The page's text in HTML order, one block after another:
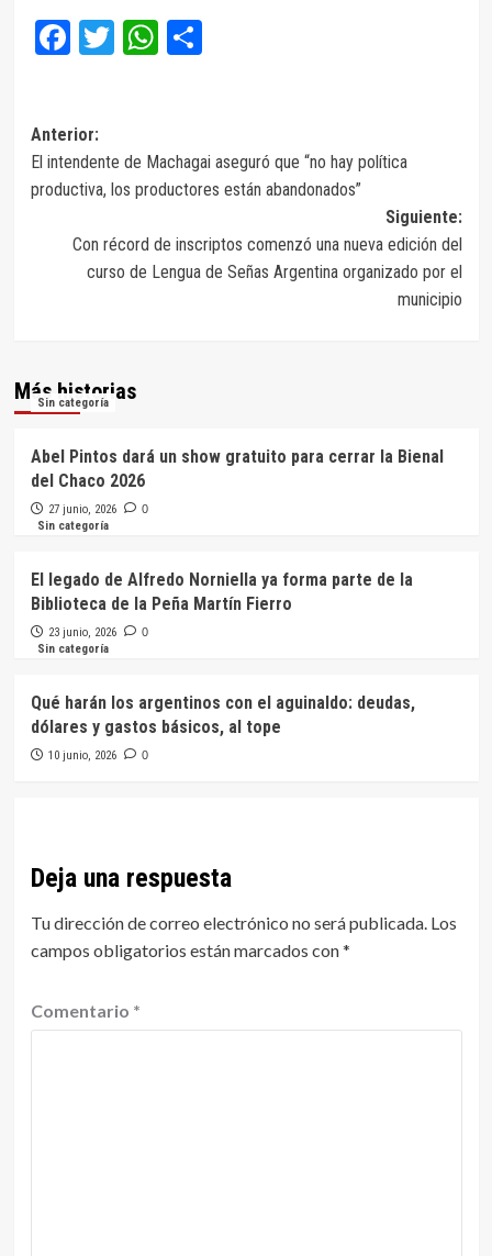
Facebook
Twitter
WhatsApp
Compartir
Navegación
de
entradas
Anterior:
El intendente de Machagai aseguró que “no hay política
productiva, los productores están abandonados”
Siguiente:
Con récord de inscriptos comenzó una nueva edición del
curso de Lengua de Señas Argentina organizado por el
municipio
Más historias
Sin categoría
Abel Pintos dará un show gratuito para cerrar la Bienal
del Chaco 2026
27 junio, 2026 0
Sin categoría
El legado de Alfredo Norniella ya forma parte de la
Biblioteca de la Peña Martín Fierro
23 junio, 2026 0
Sin categoría
Qué harán los argentinos con el aguinaldo: deudas,
dólares y gastos básicos, al tope
10 junio, 2026 0
Deja una respuesta
Tu dirección de correo electrónico no será publicada. Los
campos obligatorios están marcados con*
Comentario *